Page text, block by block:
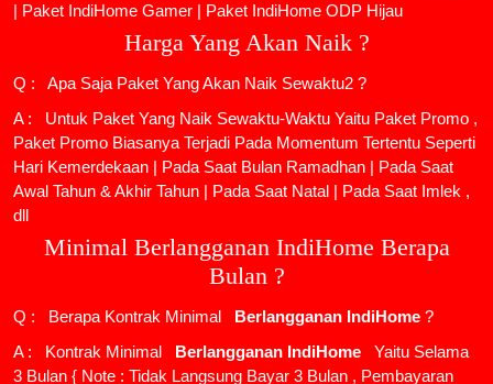
| Paket IndiHome Gamer | Paket IndiHome ODP Hijau
Harga Yang Akan Naik ?
Q : Apa Saja Paket Yang Akan Naik Sewaktu2 ?
A : Untuk Paket Yang Naik Sewaktu-Waktu Yaitu Paket Promo ,
Paket Promo Biasanya Terjadi Pada Momentum Tertentu Seperti
Hari Kemerdekaan | Pada Saat Bulan Ramadhan | Pada Saat
Awal Tahun & Akhir Tahun | Pada Saat Natal | Pada Saat Imlek ,
dll
Minimal Berlangganan IndiHome Berapa
Bulan ?
Q : Berapa Kontrak Minimal Berlangganan IndiHome ?
A : Kontrak Minimal
Berlangganan IndiHome
Yaitu Selama
3 Bulan { Note : Tidak Langsung Bayar 3 Bulan , Pembayaran